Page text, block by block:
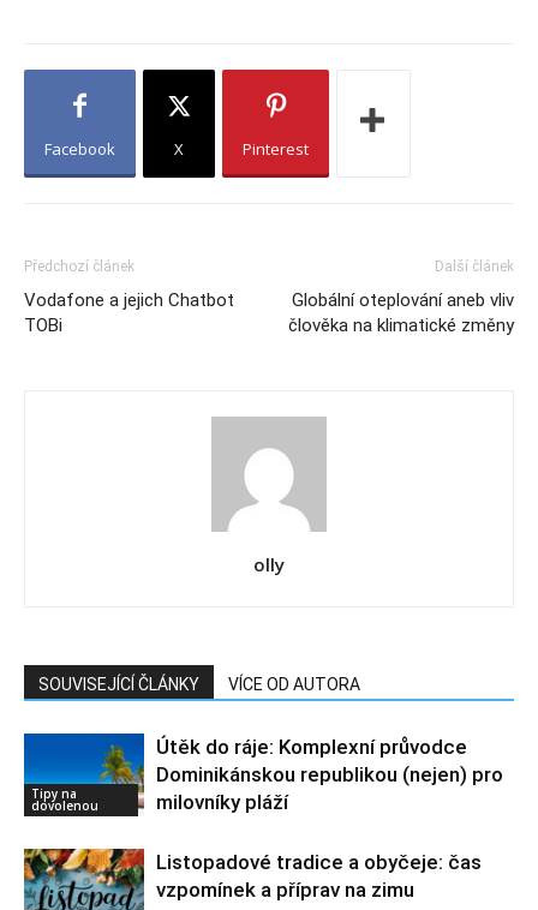
Facebook X Pinterest
Předchozí článek
Vodafone a jejich Chatbot
TOBi
Další článek
Globální oteplování aneb vliv
člověka na klimatické změny
olly
SOUVISEJÍCÍ ČLÁNKY VÍCE OD AUTORA
Tipy na
dovolenou
Útěk do ráje: Komplexní průvodce
Dominikánskou republikou (nejen) pro
milovníky pláží
Listopadové tradice a obyčeje: čas
vzpomínek a příprav na zimu